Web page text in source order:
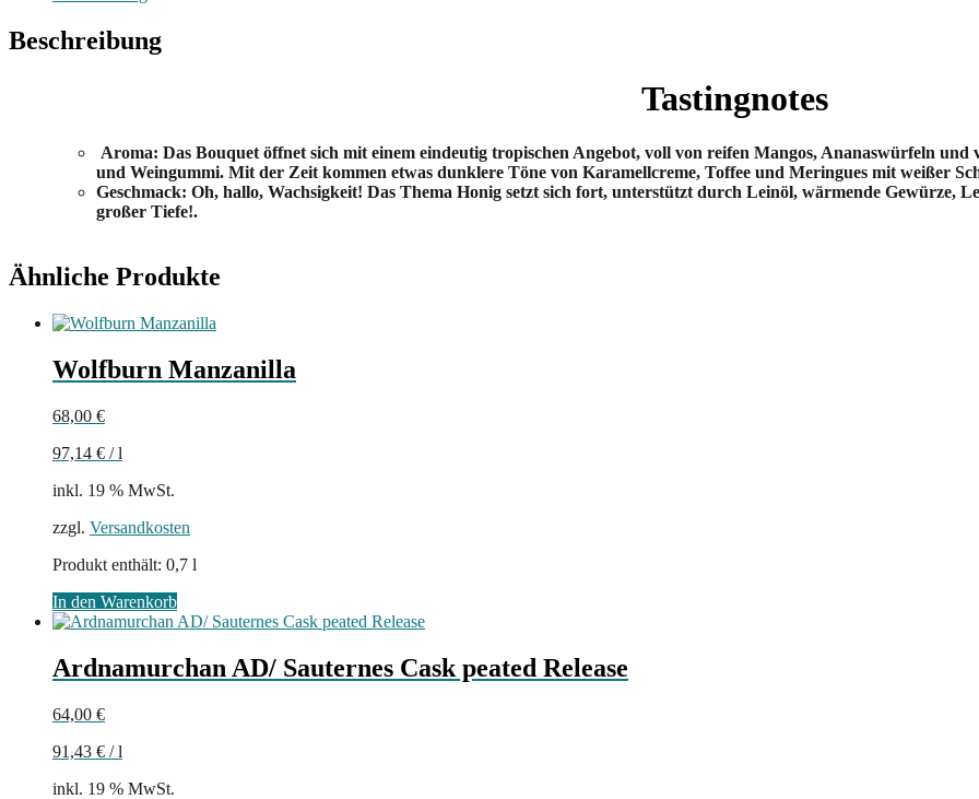
Beschreibung
Tastingnotes
Aroma: Das Bouquet öffnet sich mit einem eindeutig tropischen Angebot, voll von reifen Mangos, Ananaswürfeln
und Weingummi. Mit der Zeit kommen etwas dunklere Töne von Karamellcreme, Toffee und Meringues mit weißer
Geschmack: Oh, hallo, Wachsigkeit! Das Thema Honig setzt sich fort, unterstützt durch Leinöl, wärmende Gewürze,
großer Tiefe!.
Ähnliche Produkte
Wolfburn Manzanilla
68,00 €
97,14 € /l
inkl. 19 % MwSt.
zzgl. Versandkosten
Produkt enthält: 0,7 l
In den Warenkorb
Ardnamurchan AD/ Sauternes Cask peated Release
64,00 €
91,43 € /l
inkl. 19 % MwSt.